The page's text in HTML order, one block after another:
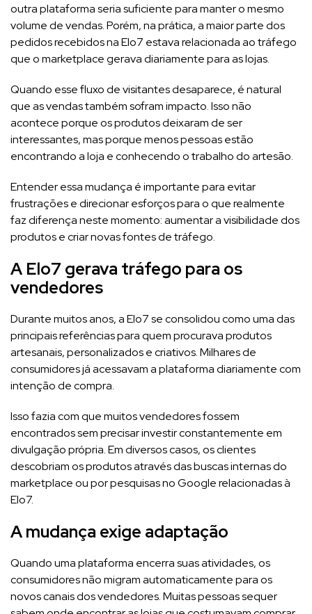
outra plataforma seria suficiente para manter o mesmo
volume de vendas. Porém, na prática, a maior parte dos
pedidos recebidos na Elo7 estava relacionada ao tráfego
que o marketplace gerava diariamente para as lojas.
Quando esse fluxo de visitantes desaparece, é natural
que as vendas também sofram impacto. Isso não
acontece porque os produtos deixaram de ser
interessantes, mas porque menos pessoas estão
encontrando a loja e conhecendo o trabalho do artesão.
Entender essa mudança é importante para evitar
frustrações e direcionar esforços para o que realmente
faz diferença neste momento: aumentar a visibilidade dos
produtos e criar novas fontes de tráfego.
A Elo7 gerava tráfego para os
vendedores
Durante muitos anos, a Elo7 se consolidou como uma das
principais referências para quem procurava produtos
artesanais, personalizados e criativos. Milhares de
consumidores já acessavam a plataforma diariamente com
intenção de compra.
Isso fazia com que muitos vendedores fossem
encontrados sem precisar investir constantemente em
divulgação própria. Em diversos casos, os clientes
descobriam os produtos através das buscas internas do
marketplace ou por pesquisas no Google relacionadas à
Elo7.
A mudança exige adaptação
Quando uma plataforma encerra suas atividades, os
consumidores não migram automaticamente para os
novos canais dos vendedores. Muitas pessoas sequer